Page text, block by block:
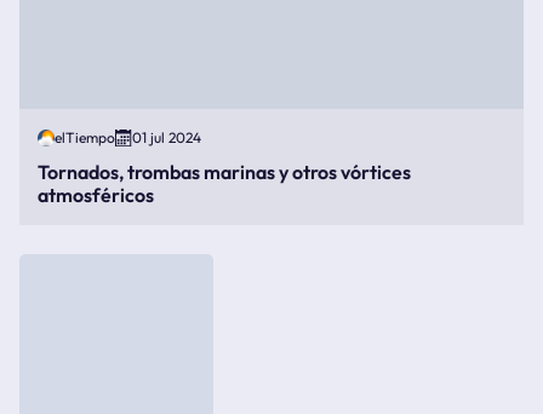
elTiempo 01 jul 2024
Tornados, trombas marinas y otros vórtices
atmosféricos